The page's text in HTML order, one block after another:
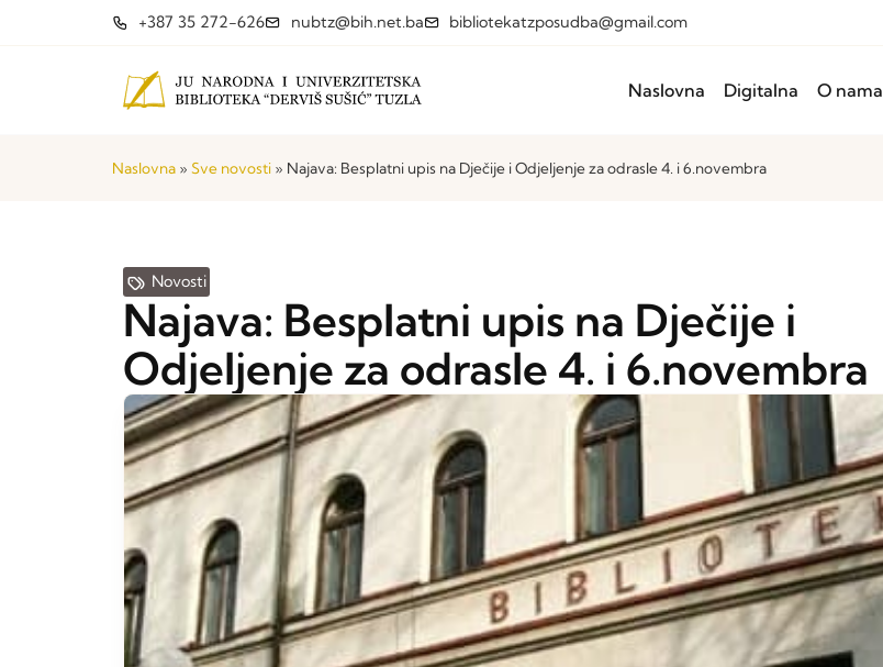
+387 35 272-626 nubtz@bih.net.ba bibliotekatzposudba@gmail.com
Naslovna Digitalna O nama
Naslovna » Sve novosti » Najava: Besplatni upis na Dječije i Odjeljenje za odrasle 4. i 6.novembra
Novosti
Najava: Besplatni upis na Dječije i
Odjeljenje za odrasle 4. i 6.novembra